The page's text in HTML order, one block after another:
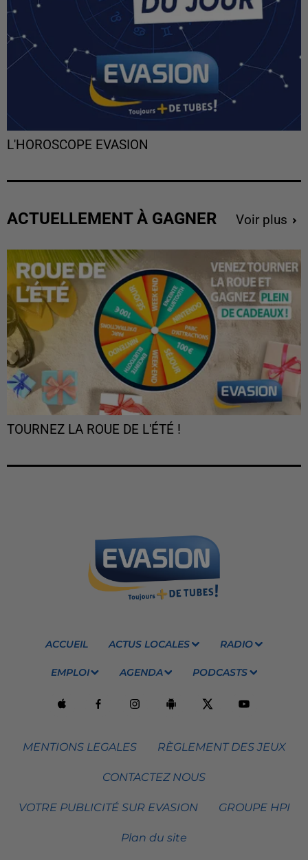
L'HOROSCOPE EVASION
ACTUELLEMENT À GAGNER Voir plus
TOURNEZ LA ROUE DE L'ÉTÉ !
ACCUEIL ACTUS LOCALES RADIO
EMPLOI AGENDA PODCASTS
MENTIONS LEGALES RÈGLEMENT DES JEUX
CONTACTEZ NOUS
VOTRE PUBLICITÉ SUR EVASION GROUPE HPI
Plan du site